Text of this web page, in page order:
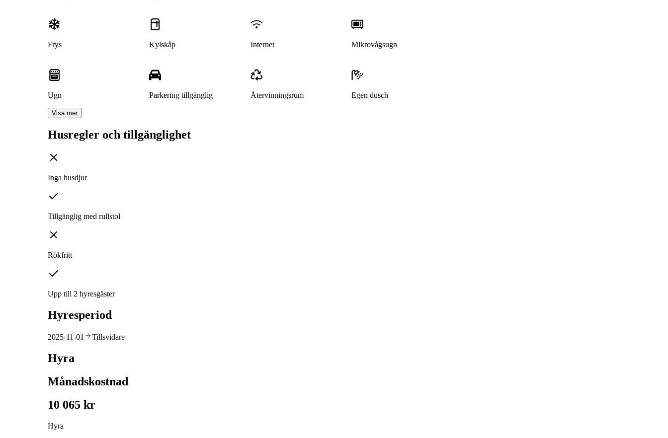
Frys Kylskåp Internet Mikrovågsugn
Ugn Parkering tillgänglig Återvinningsrum Egen dusch
Visa mer
Husregler och tillgänglighet
Inga husdjur
Tillgänglig med rullstol
Rökfritt
Upp till 2 hyresgäster
Hyresperiod
2025-11-01 Tillsvidare
Hyra
Månadskostnad
10 065 kr
Hyra